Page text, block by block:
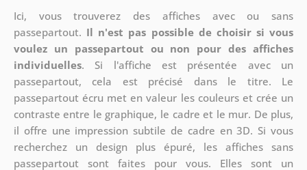
Ici, vous trouverez des affiches avec ou sans
passepartout. Il n'est pas possible de choisir si vous
voulez un passepartout ou non pour des affiches
individuelles. Si l'affiche est présentée avec un
passepartout, cela est précisé dans le titre. Le
passepartout écru met en valeur les couleurs et crée un
contraste entre le graphique, le cadre et le mur. De plus,
il offre une impression subtile de cadre en 3D. Si vous
recherchez un design plus épuré, les affiches sans
passepartout sont faites pour vous. Elles sont un